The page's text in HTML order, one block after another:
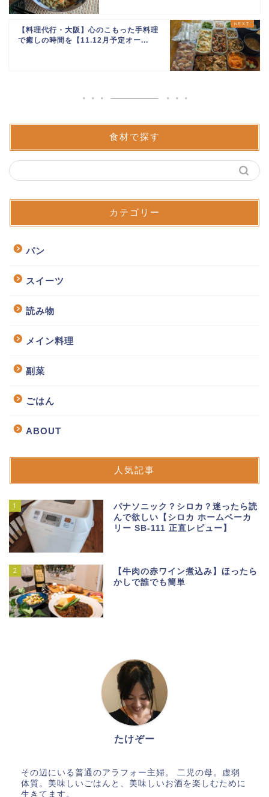
【料理代行・大阪】心のこもった手料理
で癒しの時間を【11.12月予定オー...
食材で探す
カテゴリー
パン
スイーツ
読み物
メイン料理
副菜
ごはん
ABOUT
人気記事
1
パナソニック？シロカ？迷ったら読
んで欲しい【シロカ ホームベーカ
リー SB-111 正直レビュー】
2
【牛肉の赤ワイン煮込み】ほったら
かしで誰でも簡単
たけぞー
その辺にいる普通のアラフォー主婦。 二児の母。虚弱
体質。美味しいごはんと、美味しいお酒を楽しむために
生きてます。